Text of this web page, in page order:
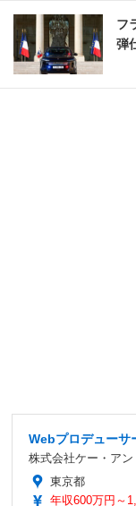
フ
弾
Webプロデューサ
株式会社ケー・ア
東京都
年収600万円～